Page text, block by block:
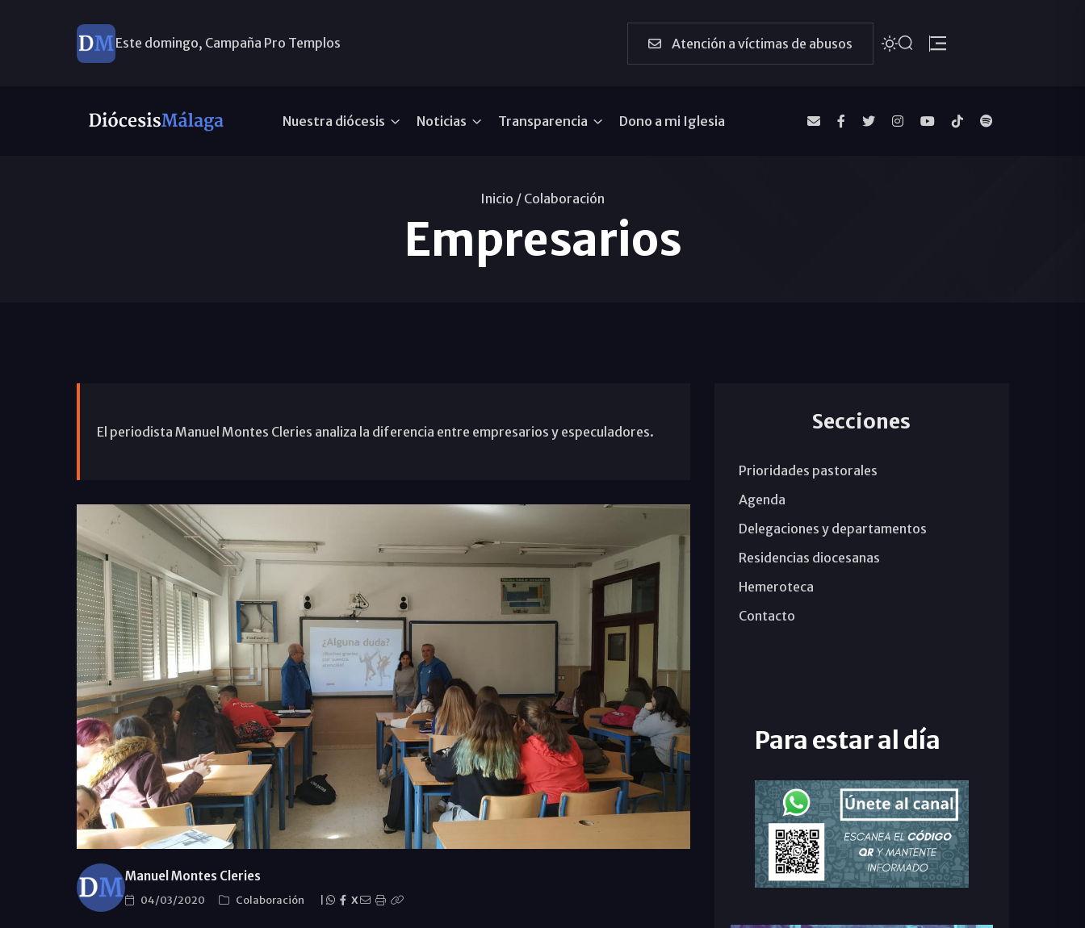
Este domingo, Campaña Pro Templos Atención a víctimas de abusos
Nuestra diócesis Noticias Transparencia Dono a mi Iglesia
Inicio / Colaboración
Empresarios
El periodista Manuel Montes Cleries analiza la diferencia entre empresarios y especuladores.
Manuel Montes Cleries
04/03/2020 Colaboración X
Secciones
Prioridades pastorales
Agenda
Delegaciones y departamentos
Residencias diocesanas
Hemeroteca
Contacto
Para estar al día